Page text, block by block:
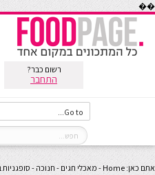
��
רשום כבר?
התחבר
אתם כאן: Home
- מאכלי חגים - חנוכה -